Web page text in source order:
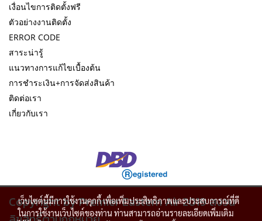
เงื่อนไขการติดตั้งฟรี
ตัวอย่างงานติดตั้ง
ERROR CODE
สาระน่ารู้
แนวทางการแก้ไขเบื้องต้น
การชำระเงิน+การจัดส่งสินค้า
ติดต่อเรา
เกี่ยวกับเรา
Copyright by Premier Eastern Air 2019 สงวน
เว็บไซต์นี้มีการใช้งานคุกกี้ เพื่อเพิ่มประสิทธิภาพและประสบการณ์ที่ดี
ในการใช้งานเว็บไซต์ของท่าน ท่านสามารถอ่านรายละเอียดเพิ่มเติม